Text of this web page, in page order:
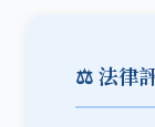
⚖️ 法律